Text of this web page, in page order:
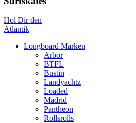
Hol Dir den
Atlantik
Longboard Marken
Arbor
BTFL
Bustin
Landyachtz
Loaded
Madrid
Pantheon
Rollsrolls